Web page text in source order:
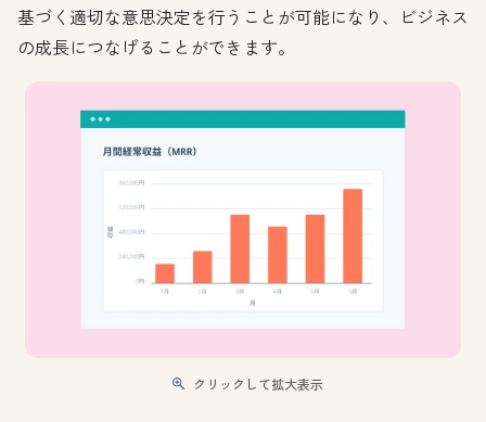
基づく適切な意思決定を行うことが可能になり、ビジネス
の成長につなげることができます。
クリックして拡大表示